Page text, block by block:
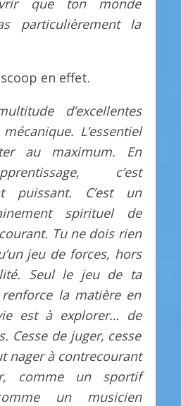
particulièrement la
en effet.
d’excellentes
L’essentiel
au maximum. En
c’est
puissant. C’est un
spirituel de
Tu ne dois rien
jeu de forces, hors
Seul le jeu de ta
la matière en
est à explorer… de
Cesse de juger, cesse
nager à contrecourant
comme un sportif
un musicien